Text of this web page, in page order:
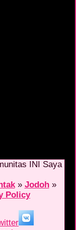
INI Saya
» Jodoh»
Policy